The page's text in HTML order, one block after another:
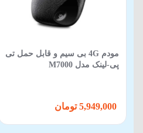
مودم 4G بی سيم و قابل حمل تی
پی-لينک مدل M7000